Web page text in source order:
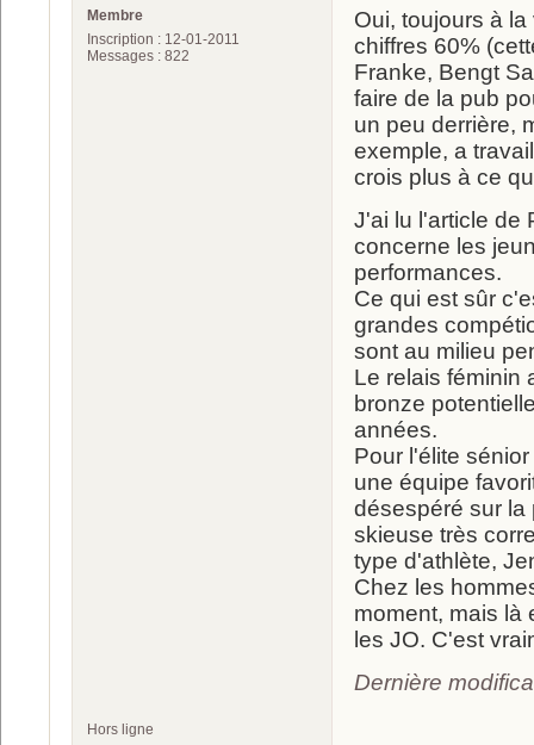
Membre
Inscription : 12-01-2011
Messages : 822
Oui, toujours à
chiffres 60%
Franke, Bengt
faire de la pub
un peu derrière,
exemple, a
crois plus à ce
J'ai lu l'article de
concerne les
performances.
Ce qui est sûr
grandes
sont au milieu
Le relais féminin
bronze
années.
Pour l'élite
une équipe
désespéré sur la
skieuse très
type d'athlète,
Chez les
moment, mais là
les JO. C'est
Dernière
Hors ligne